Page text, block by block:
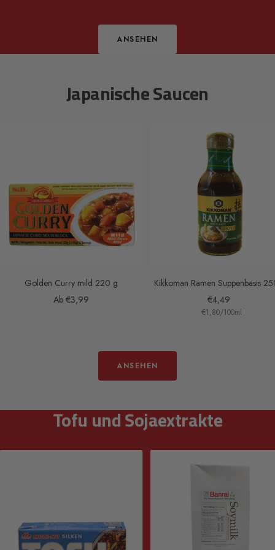
ANSEHEN
Japanische Saucen
Golden Curry mild 220 g
Angebotspreis
Ab €3,99
Kikkoman Ramen Suppenbasis
Angebotspreis
€4,49
€1,80/100ml
ANSEHEN
Tofu und Sojaextrakte